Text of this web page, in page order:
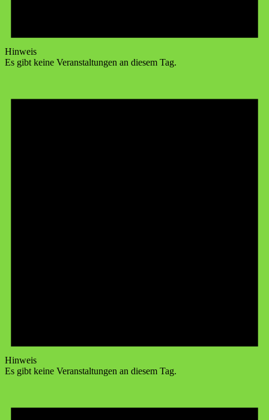
Hinweis
Es gibt keine Veranstaltungen an diesem Tag.
Hinweis
Es gibt keine Veranstaltungen an diesem Tag.